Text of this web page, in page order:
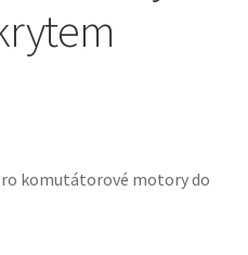
komutátorové motory do